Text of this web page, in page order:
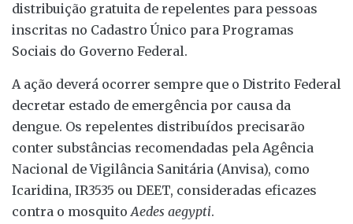
distribuição gratuita de repelentes para pessoas
inscritas no Cadastro Único para Programas
Sociais do Governo Federal.
A ação deverá ocorrer sempre que o Distrito Federal
decretar estado de emergência por causa da
dengue. Os repelentes distribuídos precisarão
conter substâncias recomendadas pela Agência
Nacional de Vigilância Sanitária (Anvisa), como
Icaridina, IR3535 ou DEET, consideradas eficazes
contra o mosquito Aedes aegypti.